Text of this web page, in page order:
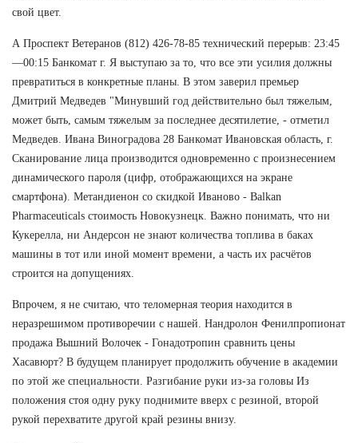
свой цвет.
А Проспект Ветеранов (812) 426-78-85 технический перерыв: 23:45
—00:15 Банкомат г. Я выступаю за то, что все эти усилия должны
превратиться в конкретные планы. В этом заверил премьер
Дмитрий Медведев "Минувший год действительно был тяжелым,
может быть, самым тяжелым за последнее десятилетие, - отметил
Медведев. Ивана Виноградова 28 Банкомат Ивановская область, г.
Сканирование лица производится одновременно с произнесением
динамического пароля (цифр, отображающихся на экране
смартфона). Метандиенон со скидкой Иваново - Balkan
Pharmaceuticals стоимость Новокузнецк. Важно понимать, что ни
Кукерелла, ни Андерсон не знают количества топлива в баках
машины в тот или иной момент времени, а часть их расчётов
строится на допущениях.
Впрочем, я не считаю, что теломерная теория находится в
неразрешимом противоречии с нашей. Нандролон Фенилпропионат
продажа Вышний Волочек - Гонадотропин сравнить цены
Хасавюрт? В будущем планирует продолжить обучение в академии
по этой же специальности. Разгибание руки из-за головы Из
положения стоя одну руку поднимите вверх с резиной, второй
рукой перехватите другой край резины внизу.